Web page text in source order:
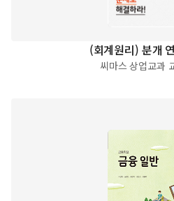
(회계원리) 분개
씨마스 상업교과